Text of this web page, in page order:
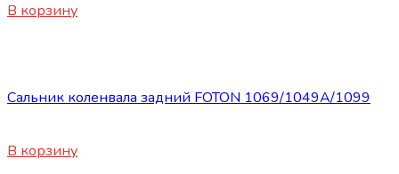
В корзину
Сальник коленвала задний FOTON 1069/1049А/1099
В корзину